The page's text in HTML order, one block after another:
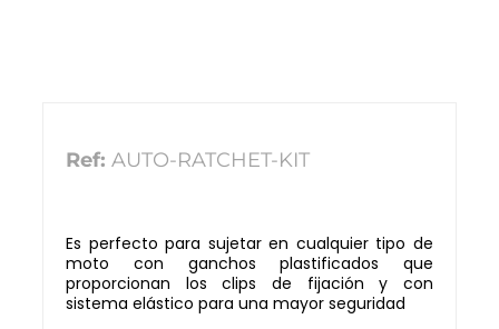
Ref: AUTO-RATCHET-KIT
Es perfecto para sujetar en cualquier tipo de
moto con ganchos plastificados que
proporcionan los clips de fijación y con
sistema elástico para una mayor seguridad